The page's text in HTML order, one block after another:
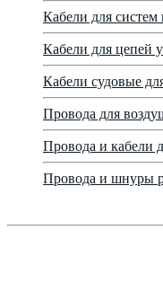
Кабели для
Кабели для цепей
Кабели судовые
Провода для
Провода и кабели
Провода и шнуры